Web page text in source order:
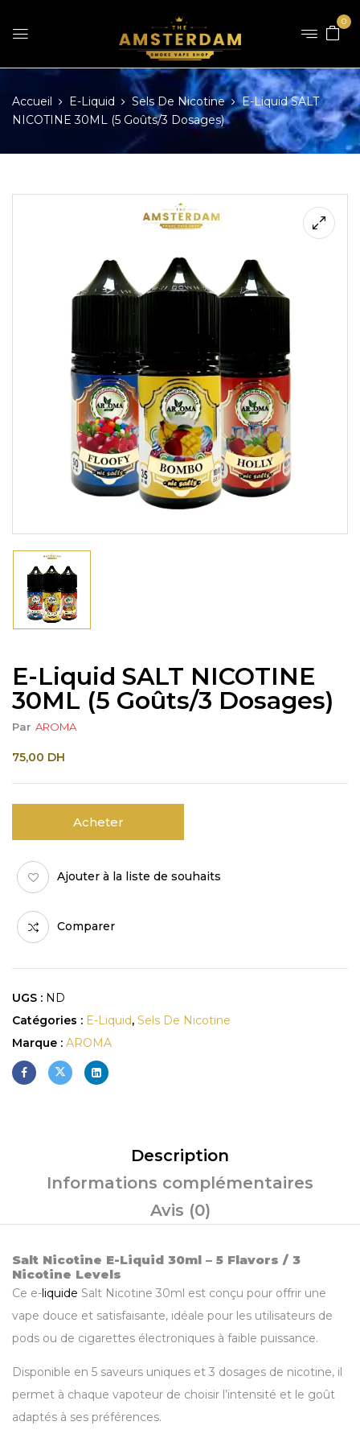
0
Accueil E-Liquid Sels De Nicotine
E-Liquid SALT
NICOTINE 30ML (5 Goûts/3 Dosages)
E-Liquid SALT NICOTINE
30ML (5 Goûts/3 Dosages)
Par AROMA
75,00 DH
Acheter
Ajouter à la liste de souhaits
Comparer
UGS : ND
Catégories : E-Liquid, Sels De Nicotine
Marque : AROMA
Description
Informations complémentaires
Avis (0)
Salt Nicotine E-Liquid 30ml – 5 Flavors / 3
Nicotine Levels
Ce e-liquide Salt Nicotine 30ml est conçu pour offrir une
vape douce et satisfaisante, idéale pour les utilisateurs de
pods ou de cigarettes électroniques à faible puissance.
Disponible en 5 saveurs uniques et 3 dosages de nicotine, il
permet à chaque vapoteur de choisir l’intensité et le goût
adaptés à ses préférences.